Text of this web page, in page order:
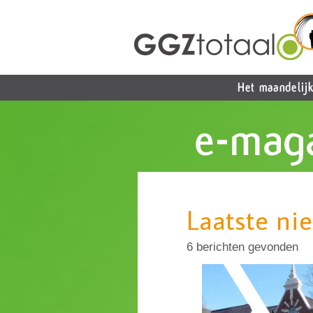
Laatste
6 berichten gevonden